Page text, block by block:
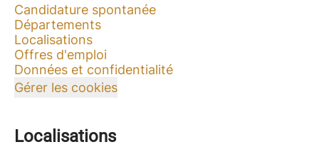
Candidature spontanée
Départements
Localisations
Offres d'emploi
Données et confidentialité
Gérer les cookies
Localisations